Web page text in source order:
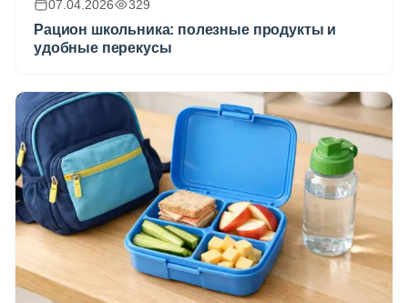
07.04.2026 329
Рацион школьника: полезные продукты и
удобные перекусы